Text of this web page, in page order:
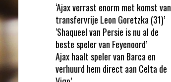
‘Ajax verrast enorm met komst van
transfervrije Leon Goretzka (31)’
‘Shaqueel van Persie is nu al de
beste speler van Feyenoord’
Ajax haalt speler van Barca en
verhuurd hem direct aan Celta de